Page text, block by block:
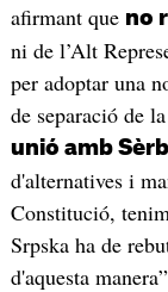
afirmant que no
ni de l’Alt
per adoptar una
de separació de
unió amb
d'alternatives i
Constitució,
Srpska ha de
d'aquesta